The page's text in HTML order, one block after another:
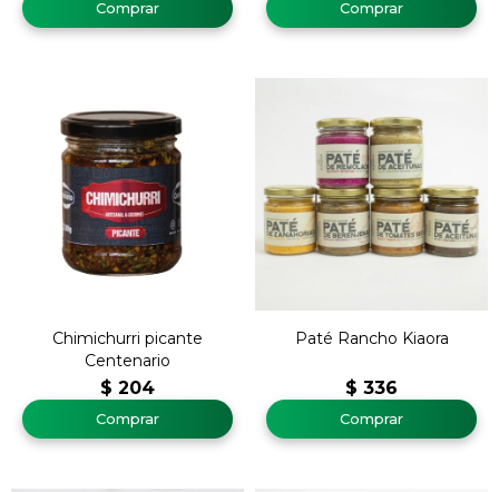
Chimichurri picante
Centenario
$ 204
Paté Rancho Kiaora
$ 336